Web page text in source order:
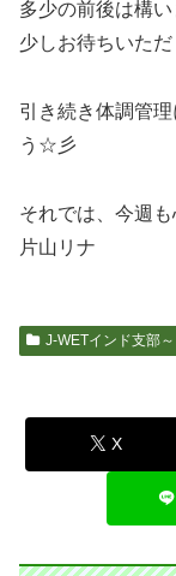
多少の前後は構
少しお待ちいただ
引き続き体調管
う☆彡
それでは、今週も
片山リナ
J-WETインド支部
X